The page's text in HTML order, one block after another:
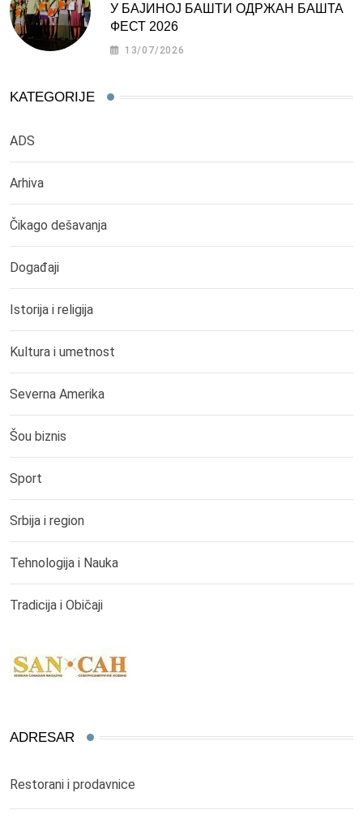
У БАЈИНОЈ БАШТИ ОДРЖАН БАШТА
ФЕСТ 2026
13/07/2026
KATEGORIJE
ADS
Arhiva
Čikago dešavanja
Događaji
Istorija i religija
Kultura i umetnost
Severna Amerika
Šou biznis
Sport
Srbija i region
Tehnologija i Nauka
Tradicija i Običaji
ADRESAR
Restorani i prodavnice